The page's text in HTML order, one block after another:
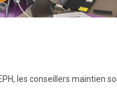
les conseillers maintien